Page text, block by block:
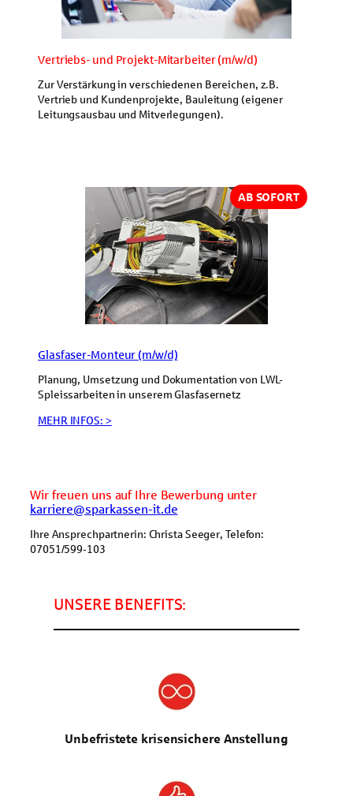
Vertriebs- und Projekt-Mitarbeiter (m/w/d)
Zur Verstärkung in verschiedenen Bereichen, z.B.
Vertrieb und Kundenprojekte, Bauleitung (eigener
Leitungsausbau und Mitverlegungen).
AB SOFORT
Glasfaser-Monteur (m/w/d)
Planung, Umsetzung und Dokumentation von LWL-
Spleissarbeiten in unserem Glasfasernetz
MEHR INFOS: >
Wir freuen uns auf Ihre Bewerbung unter
karriere@sparkassen-it.de
Ihre Ansprechpartnerin: Christa Seeger, Telefon:
07051/599-103
UNSERE BENEFITS:
Unbefristete krisensichere Anstellung